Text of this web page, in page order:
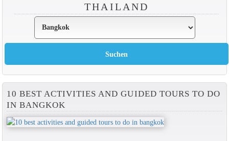
THAILAND
10 BEST ACTIVITIES AND GUIDED TOURS TO DO
IN BANGKOK